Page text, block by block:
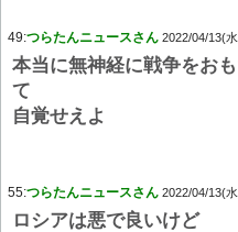
49:つらたんニュースさん 2022/04/13(
本当に無神経に戦争をお
て
自覚せえよ
55:つらたんニュースさん 2022/04/13(
ロシアは悪で良いけど